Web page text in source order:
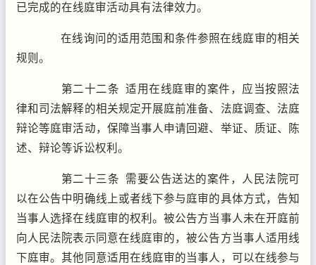
已完成的在线庭审活动具有法律效力。
在线询问的适用范围和条件参照在线庭审的相关
规则。
第二十二条 适用在线庭审的案件，应当按照法
律和司法解释的相关规定开展庭前准备、法庭调查、法庭
辩论等庭审活动，保障当事人申请回避、举证、质证、陈
述、辩论等诉讼权利。
第二十三条 需要公告送达的案件，人民法院可
以在公告中明确线上或者线下参与庭审的具体方式，告知
当事人选择在线庭审的权利。被公告方当事人未在开庭前
向人民法院表示同意在线庭审的，被公告方当事人适用线
下庭审。其他同意适用在线庭审的当事人，可以在线参与